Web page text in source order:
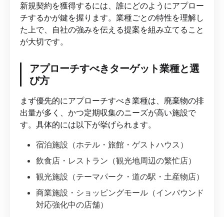
新規契約を獲得するには、誰にどのようにアプロー
チするかが鍵を握ります。業種ごとの特性を理解し
た上で、自社の強みを伝える提案を組み立てること
が大切です。
アプローチすべきターゲット業種と選
び方
まず優先的にアプローチすべき業種は、廃棄物の排
出量が多く、かつ定期収集のニーズが高い施設で
す。具体的には以下が挙げられます。
宿泊施設（ホテル・旅館・ゲストハウス）
飲食店・レストラン（観光地周辺の繁忙店）
観光施設（テーマパーク・道の駅・土産物店）
商業施設・ショッピングモール（インバウンド
対応強化中の店舗）